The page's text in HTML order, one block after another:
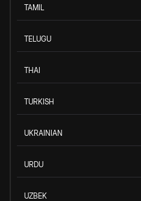
TAMIL
TELUGU
THAI
TURKISH
UKRAINIAN
URDU
UZBEK